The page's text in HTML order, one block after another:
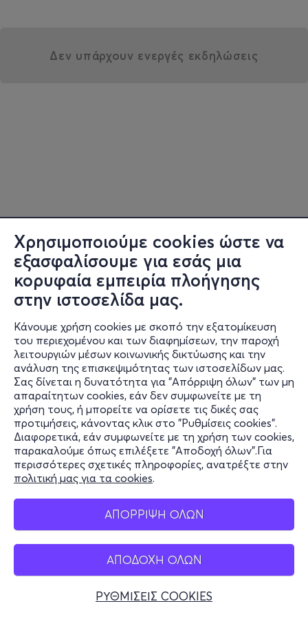
Χρησιμοποιούμε cookies ώστε να
εξασφαλίσουμε για εσάς μια
κορυφαία εμπειρία πλοήγησης
στην ιστοσελίδα μας.
Κάνουμε χρήση cookies με σκοπό την εξατομίκευση
του περιεχομένου και των διαφημίσεων, την παροχή
λειτουργιών μέσων κοινωνικής δικτύωσης και την
ανάλυση της επισκεψιμότητας των ιστοσελίδων μας.
Σας δίνεται η δυνατότητα για "Απόρριψη όλων" των μη
απαραίτητων cookies, εάν δεν συμφωνείτε με τη
χρήση τους, ή μπορείτε να ορίσετε τις δικές σας
προτιμήσεις, κάνοντας κλικ στο "Ρυθμίσεις cookies".
Διαφορετικά, εάν συμφωνείτε με τη χρήση των cookies,
παρακαλούμε όπως επιλέξετε "Αποδοχή όλων".Για
περισσότερες σχετικές πληροφορίες, ανατρέξτε στην
πολιτική μας για τα cookies.
ΑΠΟΡΡΙΨΗ ΟΛΩΝ
ΑΠΟΔΟΧΗ ΟΛΩΝ
ΡΥΘΜΙΣΕΙΣ COOKIES
Δεν υπάρχουν ενεργές εκδηλώσεις